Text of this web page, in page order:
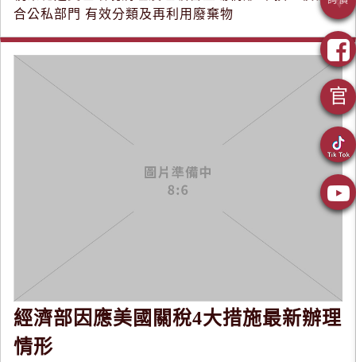
合公私部門 有效分類及再利用廢棄物
經濟部因應美國關稅4大措施最新辦理
情形
官